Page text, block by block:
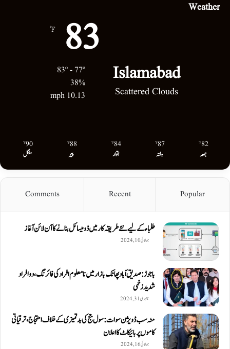
Weather
Islamabad
Scattered Clouds
83
℉
38%
10.13 mph
82
℉
جمعہ
87
℉
ہفتہ
84
℉
اتوار
88
℉
پیر
90
℉
منگل
Popular
Recent
Comments
طلباء کے لیے نئے طریقہ کار میں ڈومیسائل بنانے کا آن لائن آغاز
جولائی 10, 2024
باجوڑ: صدیق اۤباد پھاٹک بازار میں نامعلوم افراد کی فائرنگ، دو افراد
شدید زخمی
جنوری 31, 2024
مٹہ سب ڈویژن سوات: سول جج کی بدتمیزی کے خلاف احتجاج، ترقیاتی
کاموں پر بائیکاٹ کا اعلان
جولائی 16, 2024